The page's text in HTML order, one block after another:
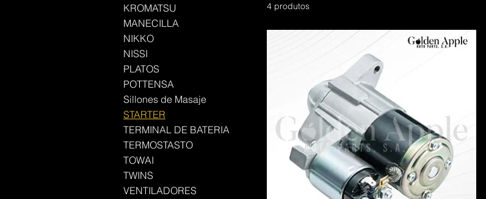
KROMATSU
MANECILLA
NIKKO
NISSI
PLATOS
POTTENSA
Sillones de Masaje
STARTER
TERMINAL DE BATERIA
TERMOSTASTO
TOWAI
TWINS
VENTILADORES
4 produtos